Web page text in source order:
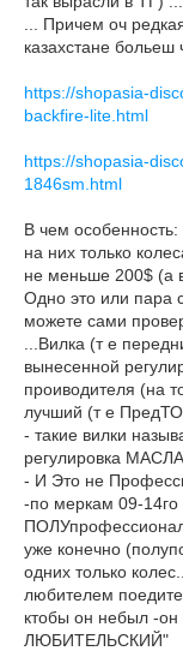
... Причем оч
казахстане
https://shopasia-
backfire-lite.html
https://shopasia-
1846sm.html
В чем особенность:
на них только
не меньше 200$ (а
Одно это или пара
можете сами
...Вилка (т е
вынесенной
проиводителя (на
лучший (т е
- такие вилки
регулировка
- И Это не
-по меркам 09-14го
уже конечно
одних только
любителем
ктобы он небыл -
ЛЮБИТЕЛЬСКИЙ"